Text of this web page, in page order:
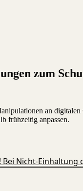
zum
an
frühzeitig anpassen.
Bei Nicht-